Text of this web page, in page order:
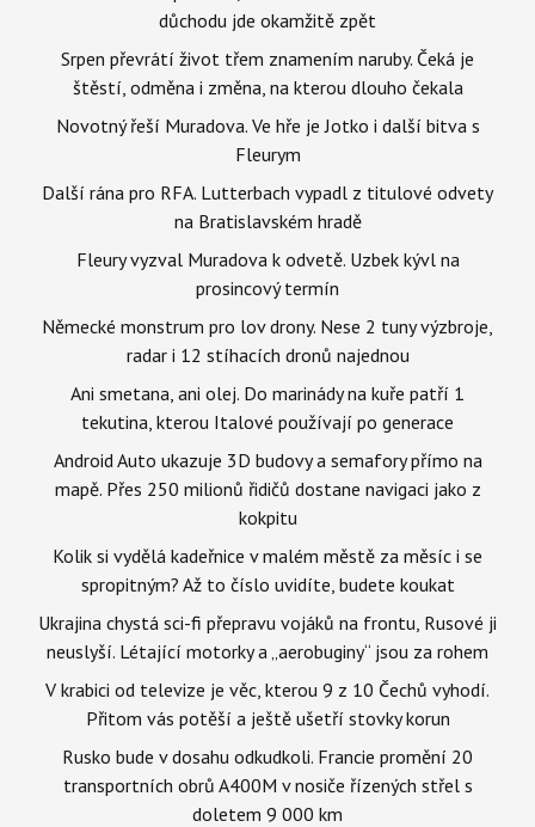
důchodu jde okamžitě zpět
Srpen převrátí život třem znamením naruby. Čeká je
štěstí, odměna i změna, na kterou dlouho čekala
Novotný řeší Muradova. Ve hře je Jotko i další bitva s
Fleurym
Další rána pro RFA. Lutterbach vypadl z titulové odvety
na Bratislavském hradě
Fleury vyzval Muradova k odvetě. Uzbek kývl na
prosincový termín
Německé monstrum pro lov drony. Nese 2 tuny výzbroje,
radar i 12 stíhacích dronů najednou
Ani smetana, ani olej. Do marinády na kuře patří 1
tekutina, kterou Italové používají po generace
Android Auto ukazuje 3D budovy a semafory přímo na
mapě. Přes 250 milionů řidičů dostane navigaci jako z
kokpitu
Kolik si vydělá kadeřnice v malém městě za měsíc i se
spropitným? Až to číslo uvidíte, budete koukat
Ukrajina chystá sci-fi přepravu vojáků na frontu, Rusové ji
neuslyší. Létající motorky a „aerobuginy“ jsou za rohem
V krabici od televize je věc, kterou 9 z 10 Čechů vyhodí.
Přitom vás potěší a ještě ušetří stovky korun
Rusko bude v dosahu odkudkoli. Francie promění 20
transportních obrů A400M v nosiče řízených střel s
doletem 9 000 km